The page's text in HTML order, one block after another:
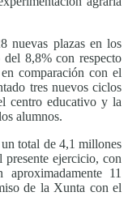
nuevas plazas en los
del 8,8% con respecto
comparación con el
tres nuevos ciclos
centro educativo y la
alumnos.
total de 4,1 millones
ejercicio, con
11
de la Xunta con el